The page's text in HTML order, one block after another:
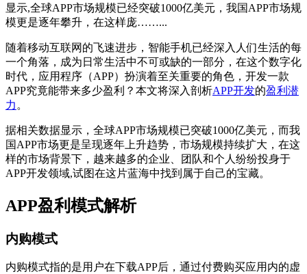
显示,全球APP市场规模已经突破1000亿美元，我国APP市场规
模更是逐年攀升，在这样庞……...
随着移动互联网的飞速进步，智能手机已经深入人们生活的每
一个角落，成为日常生活中不可或缺的一部分，在这个数字化
时代，应用程序（APP）扮演着至关重要的角色，开发一款
APP究竟能带来多少盈利？本文将深入剖析APP开发的盈利潜
力 。
据相关数据显示，全球APP市场规模已突破1000亿美元，而我
国APP市场更是呈现逐年上升趋势，市场规模持续扩大，在这
样的市场背景下，越来越多的企业、团队和个人纷纷投身于
APP开发领域,试图在这片蓝海中找到属于自己的宝藏。
APP盈利模式解析
内购模式
内购模式指的是用户在下载APP后，通过付费购买应用内的虚